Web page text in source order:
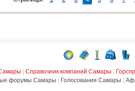
Справочник компаний Самары
форумы Самары Голосования Самары